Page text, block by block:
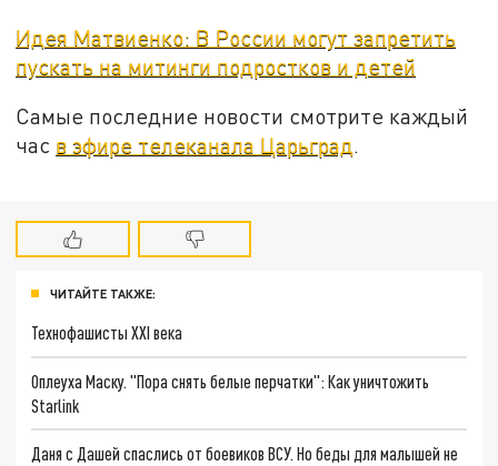
Идея Матвиенко: В России могут запретить
пускать на митинги подростков и детей
Самые последние новости смотрите каждый
час в эфире телеканала Царьград.
ЧИТАЙТЕ ТАКЖЕ:
Технофашисты XXI века
Оплеуха Маску. "Пора снять белые перчатки": Как уничтожить
Starlink
Даня с Дашей спаслись от боевиков ВСУ. Но беды для малышей не